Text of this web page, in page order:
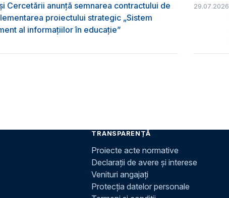
Cercetării anunță semnarea contractului de
proiectului strategic „Sistem
al informațiilor în educație”
29.07.2026
TRANSPARENȚĂ
Proiecte acte normative
Declarații de avere și interese
Venituri angajați
Protecția datelor personale